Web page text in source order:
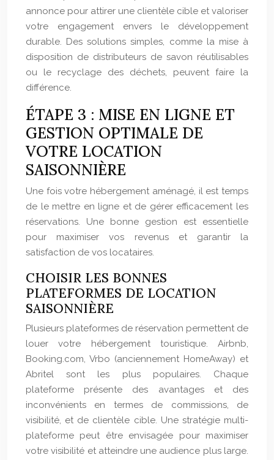
annonce pour attirer une clientèle cible et valoriser
votre engagement envers le développement
durable. Des solutions simples, comme la mise à
disposition de distributeurs de savon réutilisables
ou le recyclage des déchets, peuvent faire la
différence.
ÉTAPE 3 : MISE EN LIGNE ET
GESTION OPTIMALE DE
VOTRE LOCATION
SAISONNIÈRE
Une fois votre hébergement aménagé, il est temps
de le mettre en ligne et de gérer efficacement les
réservations. Une bonne gestion est essentielle
pour maximiser vos revenus et garantir la
satisfaction de vos locataires.
CHOISIR LES BONNES
PLATEFORMES DE LOCATION
SAISONNIÈRE
Plusieurs plateformes de réservation permettent de
louer votre hébergement touristique. Airbnb,
Booking.com, Vrbo (anciennement HomeAway) et
Abritel sont les plus populaires. Chaque
plateforme présente des avantages et des
inconvénients en termes de commissions, de
visibilité, et de clientèle cible. Une stratégie multi-
plateforme peut être envisagée pour maximiser
votre visibilité et atteindre une audience plus large.